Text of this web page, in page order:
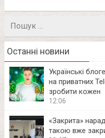
Пошук
Останні новини
Українські
на приватних
зробити кожен
12:06
«Закрита»
такою вже